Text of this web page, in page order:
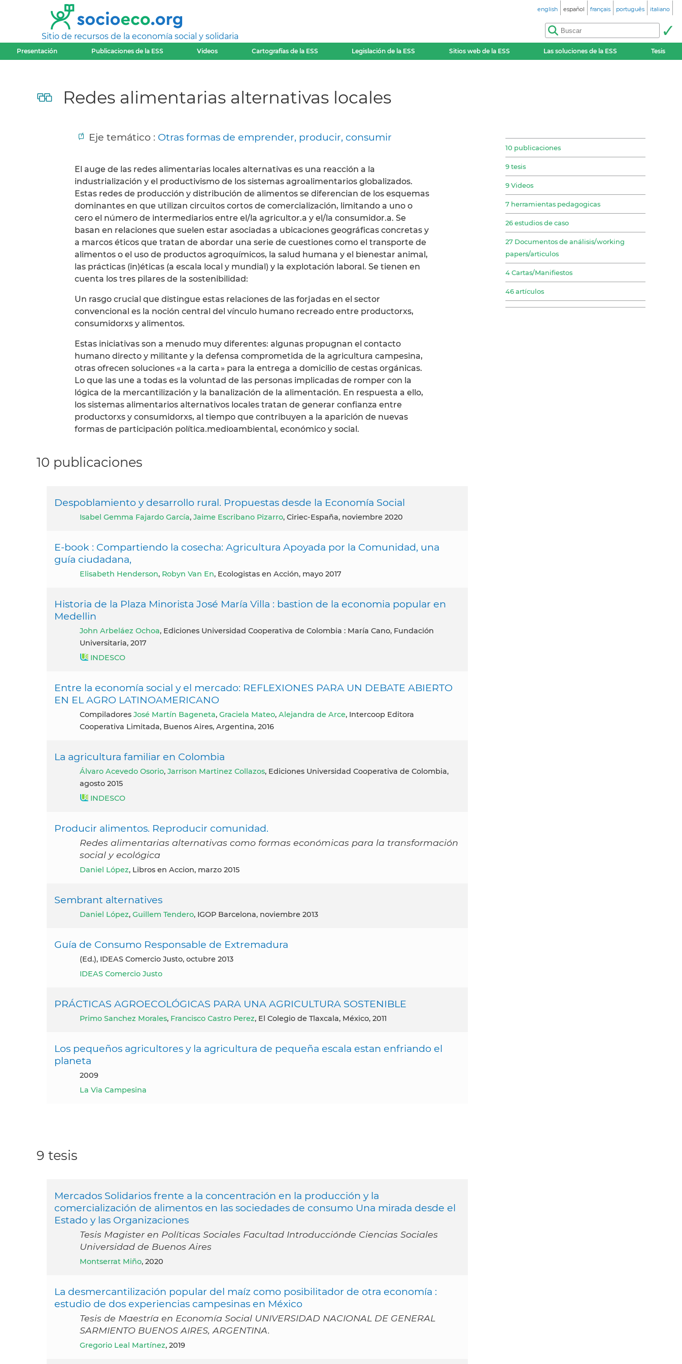
Sitio de recursos de la economía social y solidaria
english español français português italiano
Presentación Publicaciones de la ESS Videos Cartografías de la ESS Legislación de la ESS Sitios web de la ESS Las soluciones de la ESS Tesis
Redes alimentarias alternativas locales
Eje temático : Otras formas de emprender, producir, consumir
El auge de las redes alimentarias locales alternativas es una reacción a la
industrialización y el productivismo de los sistemas agroalimentarios globalizados.
Estas redes de producción y distribución de alimentos se diferencian de los esquemas
dominantes en que utilizan circuitos cortos de comercialización, limitando a uno o
cero el número de intermediarios entre el/la agricultor.a y el/la consumidor.a. Se
basan en relaciones que suelen estar asociadas a ubicaciones geográficas concretas y
a marcos éticos que tratan de abordar una serie de cuestiones como el transporte de
alimentos o el uso de productos agroquímicos, la salud humana y el bienestar animal,
las prácticas (in)éticas (a escala local y mundial) y la explotación laboral. Se tienen en
cuenta los tres pilares de la sostenibilidad:
Un rasgo crucial que distingue estas relaciones de las forjadas en el sector
convencional es la noción central del vínculo humano recreado entre productorxs,
consumidorxs y alimentos.
Estas iniciativas son a menudo muy diferentes: algunas propugnan el contacto
humano directo y militante y la defensa comprometida de la agricultura campesina,
otras ofrecen soluciones « a la carta » para la entrega a domicilio de cestas orgánicas.
Lo que las une a todas es la voluntad de las personas implicadas de romper con la
lógica de la mercantilización y la banalización de la alimentación. En respuesta a ello,
los sistemas alimentarios alternativos locales tratan de generar confianza entre
productorxs y consumidorxs, al tiempo que contribuyen a la aparición de nuevas
formas de participación política.medioambiental, económico y social.
10 publicaciones
9 tesis
9 Videos
7 herramientas pedagogicas
26 estudios de caso
27 Documentos de análisis/working
papers/articulos
4 Cartas/Manifiestos
46 artículos
10 publicaciones
Despoblamiento y desarrollo rural. Propuestas desde la Economía Social
Isabel Gemma Fajardo García, Jaime Escribano Pizarro, Ciriec-España, noviembre 2020
E-book : Compartiendo la cosecha: Agricultura Apoyada por la Comunidad, una
guía ciudadana,
Elisabeth Henderson, Robyn Van En, Ecologistas en Acción, mayo 2017
Historia de la Plaza Minorista José María Villa : bastion de la economia popular en
Medellin
John Arbeláez Ochoa, Ediciones Universidad Cooperativa de Colombia : María Cano, Fundación
Universitaria, 2017
INDESCO
Entre la economía social y el mercado: REFLEXIONES PARA UN DEBATE ABIERTO
EN EL AGRO LATINOAMERICANO
compiladores José Martín Bageneta, Graciela Mateo, Alejandra de Arce, Intercoop Editora
Cooperativa Limitada, Buenos Aires, Argentina, 2016
La agricultura familiar en Colombia
Álvaro Acevedo Osorio, Jarrison Martinez Collazos, Ediciones Universidad Cooperativa de Colombia,
agosto 2015
INDESCO
Producir alimentos. Reproducir comunidad.
Redes alimentarias alternativas como formas económicas para la transformación
social y ecológica
Daniel López, Libros en Accion, marzo 2015
Sembrant alternatives
Daniel López, Guillem Tendero, IGOP Barcelona, noviembre 2013
Guía de Consumo Responsable de Extremadura
(ed.), IDEAS Comercio Justo, octubre 2013
IDEAS Comercio Justo
PRÁCTICAS AGROECOLÓGICAS PARA UNA AGRICULTURA SOSTENIBLE
Primo Sanchez Morales, Francisco Castro Perez, El Colegio de Tlaxcala, México, 2011
Los pequeños agricultores y la agricultura de pequeña escala estan enfriando el
planeta
2009
La Via Campesina
9 tesis
Mercados Solidarios frente a la concentración en la producción y la
comercialización de alimentos en las sociedades de consumo Una mirada desde el
Estado y las Organizaciones
Tesis Magister en Políticas Sociales Facultad Introducciónde Ciencias Sociales
Universidad de Buenos Aires
Montserrat Miño, 2020
La desmercantilización popular del maíz como posibilitador de otra economía :
estudio de dos experiencias campesinas en México
Tesis de Maestría en Economía Social UNIVERSIDAD NACIONAL DE GENERAL
SARMIENTO BUENOS AIRES, ARGENTINA.
Gregorio Leal Martínez, 2019